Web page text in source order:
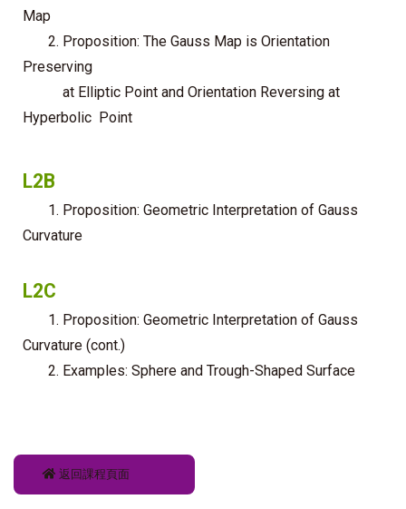
Map
2. Proposition: The Gauss Map is Orientation
Preserving
at Elliptic Point and Orientation Reversing at
Hyperbolic Point
L2B
1. Proposition: Geometric Interpretation of Gauss
Curvature
L2C
1. Proposition: Geometric Interpretation of Gauss
Curvature (cont.)
2. Examples: Sphere and Trough-Shaped Surface
返回課程頁面